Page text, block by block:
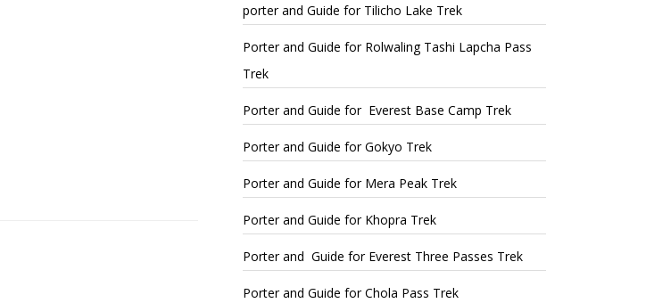
porter and Guide for Tilicho Lake Trek
Porter and Guide for Rolwaling Tashi Lapcha Pass
Trek
Porter and Guide for Everest Base Camp Trek
Porter and Guide for Gokyo Trek
Porter and Guide for Mera Peak Trek
Porter and Guide for Khopra Trek
Porter and Guide for Everest Three Passes Trek
Porter and Guide for Chola Pass Trek